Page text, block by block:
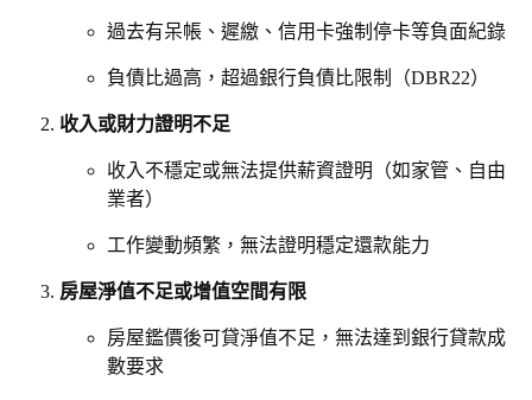
過去有呆帳、遲繳、信用卡強制停卡等負面紀錄
負債比過高，超過銀行負債比限制（DBR22）
收入或財力證明不足
收入不穩定或無法提供薪資證明（如家管、自由
業者）
工作變動頻繁，無法證明穩定還款能力
房屋淨值不足或增值空間有限
房屋鑑價後可貸淨值不足，無法達到銀行貸款成
數要求